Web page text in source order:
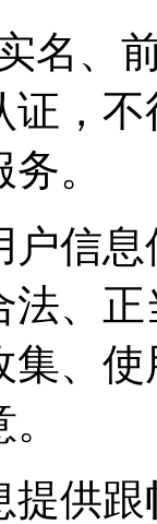
名、
证，
。
户信
法、
集、
提供